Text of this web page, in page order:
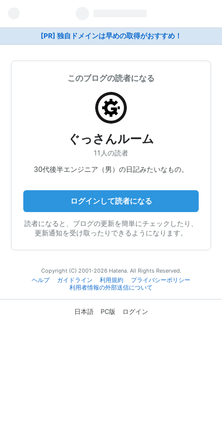
[PR] 独自ドメインは早めの取得がおすすめ！
このブログの読者になる
ぐっさんルーム
11人の読者
30代後半エンジニア（男）の日記みたいなもの。
ログインして読者になる
読者になると、ブログの更新を簡単にチェックしたり、
更新通知を受け取ったりできるようになります。
Copyright (C) 2001-2026 Hatena. All Rights Reserved.
ヘルプ
ガイドライン 利用規約
プライバシーポリシー
利用者情報の外部送信について
日本語 PC版 ログイン